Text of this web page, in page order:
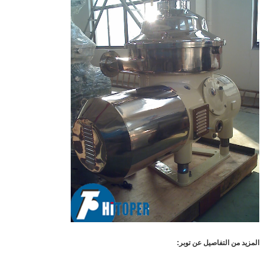
المزيد من التفاصيل عن توبر: